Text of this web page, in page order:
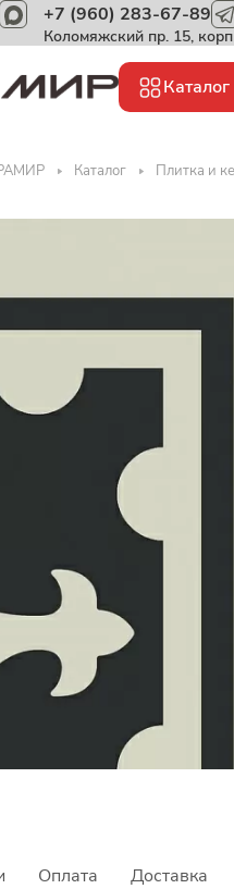
+7 (960) 283-67-89
Коломяжский пр. 15,
Каталог
Каталог Плитка и
Оплата Доставка